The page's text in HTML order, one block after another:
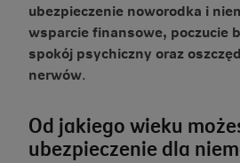
ubezpieczenie noworodka i
wsparcie finansowe, poczucie
spokój psychiczny oraz
nerwów.
Od jakiego wieku
ubezpieczenie dla